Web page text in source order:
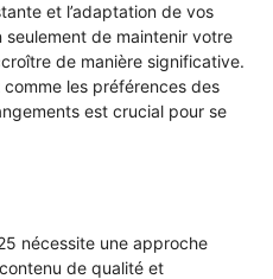
et l’adaptation de vos
de maintenir votre
de manière significative.
les préférences des
est crucial pour se
nécessite une approche
de qualité et